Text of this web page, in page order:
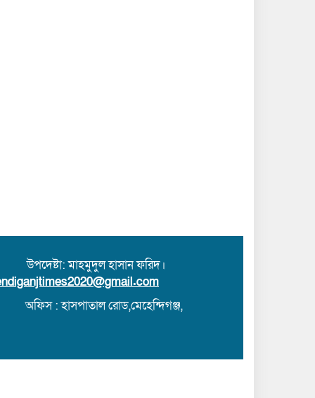
মাহমুদুল হাসান ফরিদ।
অফিস : হাসপাতাল রোড,মেহেন্দিগঞ্জ,